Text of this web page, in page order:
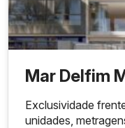
Mar Delfim
Exclusividade
unidades,